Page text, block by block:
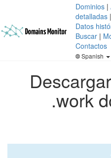
Dominios |
detalladas |
Datos
Buscar |
Contactos
Spanish
.work